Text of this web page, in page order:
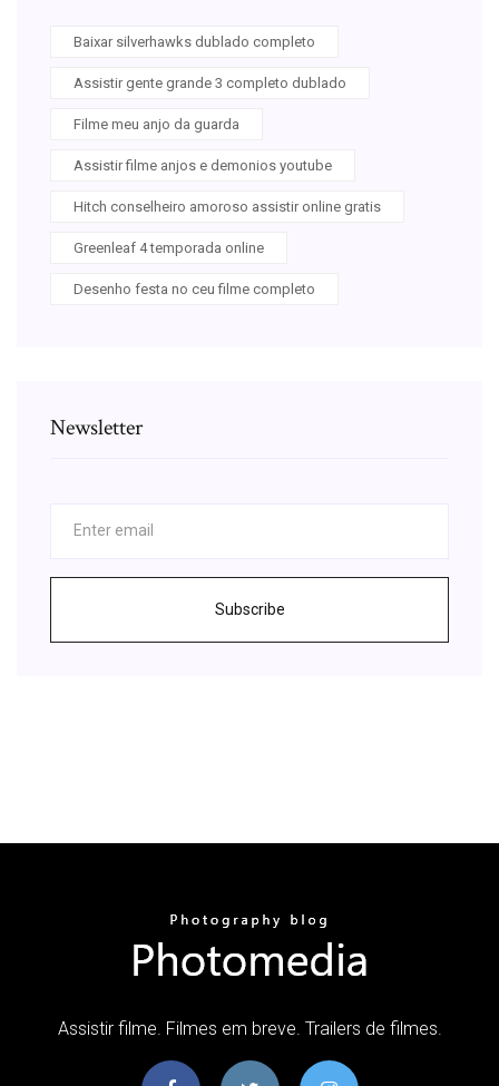
Baixar silverhawks dublado completo
Assistir gente grande 3 completo dublado
Filme meu anjo da guarda
Assistir filme anjos e demonios youtube
Hitch conselheiro amoroso assistir online gratis
Greenleaf 4 temporada online
Desenho festa no ceu filme completo
Newsletter
Subscribe
Assistir filme. Filmes em breve. Trailers de filmes.